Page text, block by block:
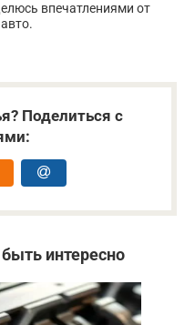
впечатлениями от
Поделиться с
интересно